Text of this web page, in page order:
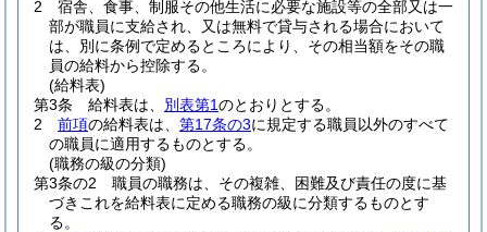
2
宿舎、食事、制服その他生活に必要な施設等の全部又は一
部が職員に支給され、又は無料で貸与される場合において
は、別に条例で定めるところにより、その相当額をその職
員の給料から控除する。
(給料表)
第3条
給料表は、 別表第1のとおりとする。
2
前項の給料表は、 第17条の3に規定する職員以外のすべて
の職員に適用するものとする。
(職務の級の分類)
第3条の2
職員の職務は、その複雑、困難及び責任の度に基
づきこれを給料表に定める職務の級に分類するものとす
る。